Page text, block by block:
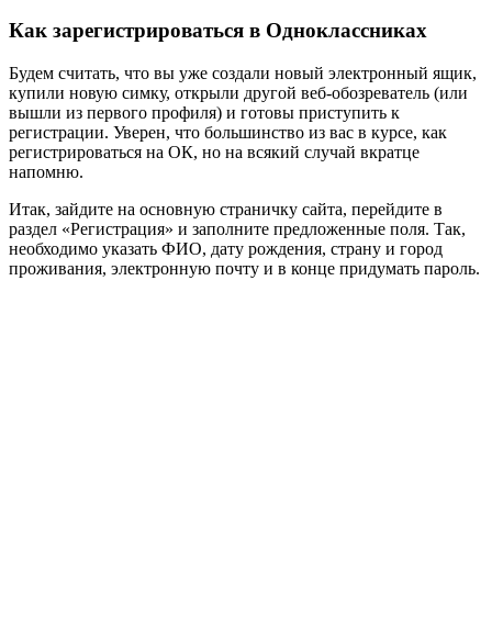
Как зарегистрироваться в Одноклассниках
Будем считать, что вы уже создали новый электронный ящик,
купили новую симку, открыли другой веб-обозреватель (или
вышли из первого профиля) и готовы приступить к
регистрации. Уверен, что большинство из вас в курсе, как
регистрироваться на ОК, но на всякий случай вкратце
напомню.
Итак, зайдите на основную страничку сайта, перейдите в
раздел «Регистрация» и заполните предложенные поля. Так,
необходимо указать ФИО, дату рождения, страну и город
проживания, электронную почту и в конце придумать пароль.